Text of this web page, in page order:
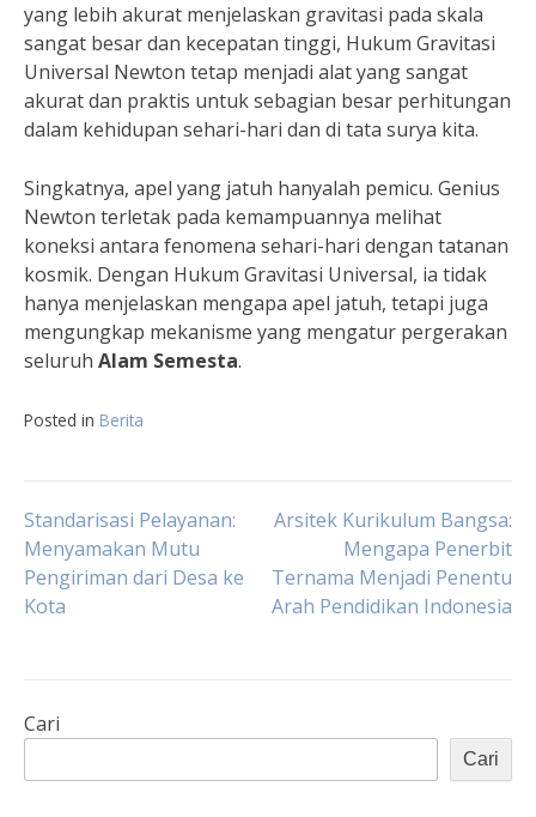
yang lebih akurat menjelaskan gravitasi pada skala
sangat besar dan kecepatan tinggi, Hukum Gravitasi
Universal Newton tetap menjadi alat yang sangat
akurat dan praktis untuk sebagian besar perhitungan
dalam kehidupan sehari-hari dan di tata surya kita.
Singkatnya, apel yang jatuh hanyalah pemicu. Genius
Newton terletak pada kemampuannya melihat
koneksi antara fenomena sehari-hari dengan tatanan
kosmik. Dengan Hukum Gravitasi Universal, ia tidak
hanya menjelaskan mengapa apel jatuh, tetapi juga
mengungkap mekanisme yang mengatur pergerakan
seluruh Alam Semesta.
Posted in Berita
Navigasi
pos
Standarisasi Pelayanan:
Menyamakan Mutu
Pengiriman dari Desa ke
Kota
Arsitek Kurikulum Bangsa:
Mengapa Penerbit
Ternama Menjadi Penentu
Arah Pendidikan Indonesia
Cari
Cari